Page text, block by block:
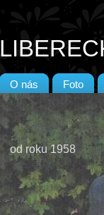
O nás Foto
od roku 1958